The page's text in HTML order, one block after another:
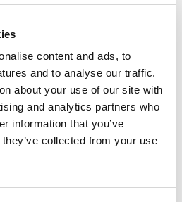
content and ads, to
and to analyse our traffic.
about your use of our site with
and analytics partners who
information that you’ve
collected from your use
PYTANIE
TEGO
TU DLA